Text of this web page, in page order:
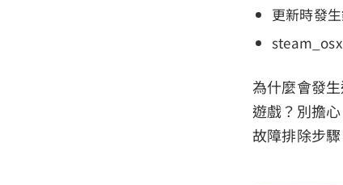
更新時發
為什麼會發
遊戲？別擔
故障排除步